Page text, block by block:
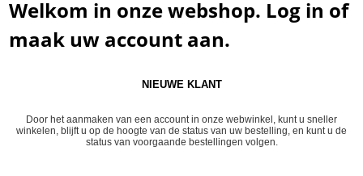
Welkom in onze webshop. Log in of
maak uw account aan.
NIEUWE KLANT
Door het aanmaken van een account in onze webwinkel, kunt u sneller
winkelen, blijft u op de hoogte van de status van uw bestelling, en kunt u de
status van voorgaande bestellingen volgen.